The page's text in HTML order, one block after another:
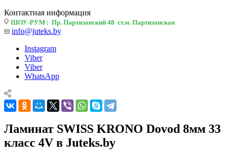
Контактная информация
ШОУ-РУМ : Пр. Партизанский 48 ст.м. Партизанская
info@juteks.by
Instagram
Viber
Viber
WhatsApp
Ламинат SWISS KRONO Dovod 8мм 33
класс 4V в Juteks.by